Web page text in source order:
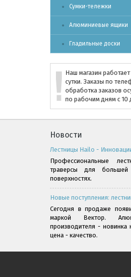
Сумки-тележки
Алюминиевые ящики
Гладильные доски
Наш магазин работает
сутки. Заказы по
обработка заказов
по рабочим дням с 10
Новости
Лестницы Hailo -
Профессиональные
траверсы для большей
поверхностях.
Новые поступления:
Сегодня в продаже
маркой Вектор.
производителя - новинка
цена - качество.